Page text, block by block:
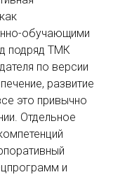
­обучающими
подряд ТМК
по версии
развитие
это привычно
Отдельное
и